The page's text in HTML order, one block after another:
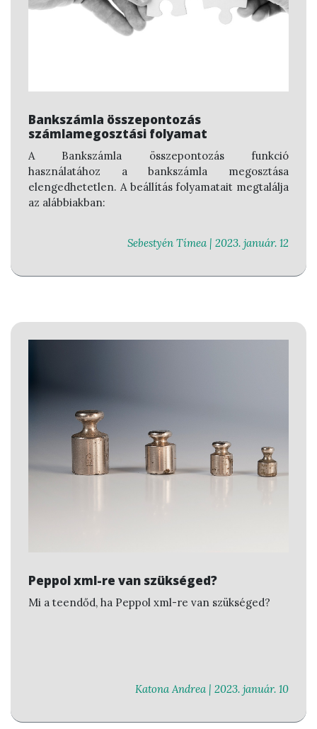
Bankszámla összepontozás
számlamegosztási folyamat
A Bankszámla összepontozás funkció
használatához a bankszámla megosztása
elengedhetetlen. A beállítás folyamatait megtalálja
az alábbiakban:
Sebestyén Tímea | 2023. január. 12
Peppol xml-re van szükséged?
Mi a teendőd, ha Peppol xml-re van szükséged?
Katona Andrea | 2023. január. 10